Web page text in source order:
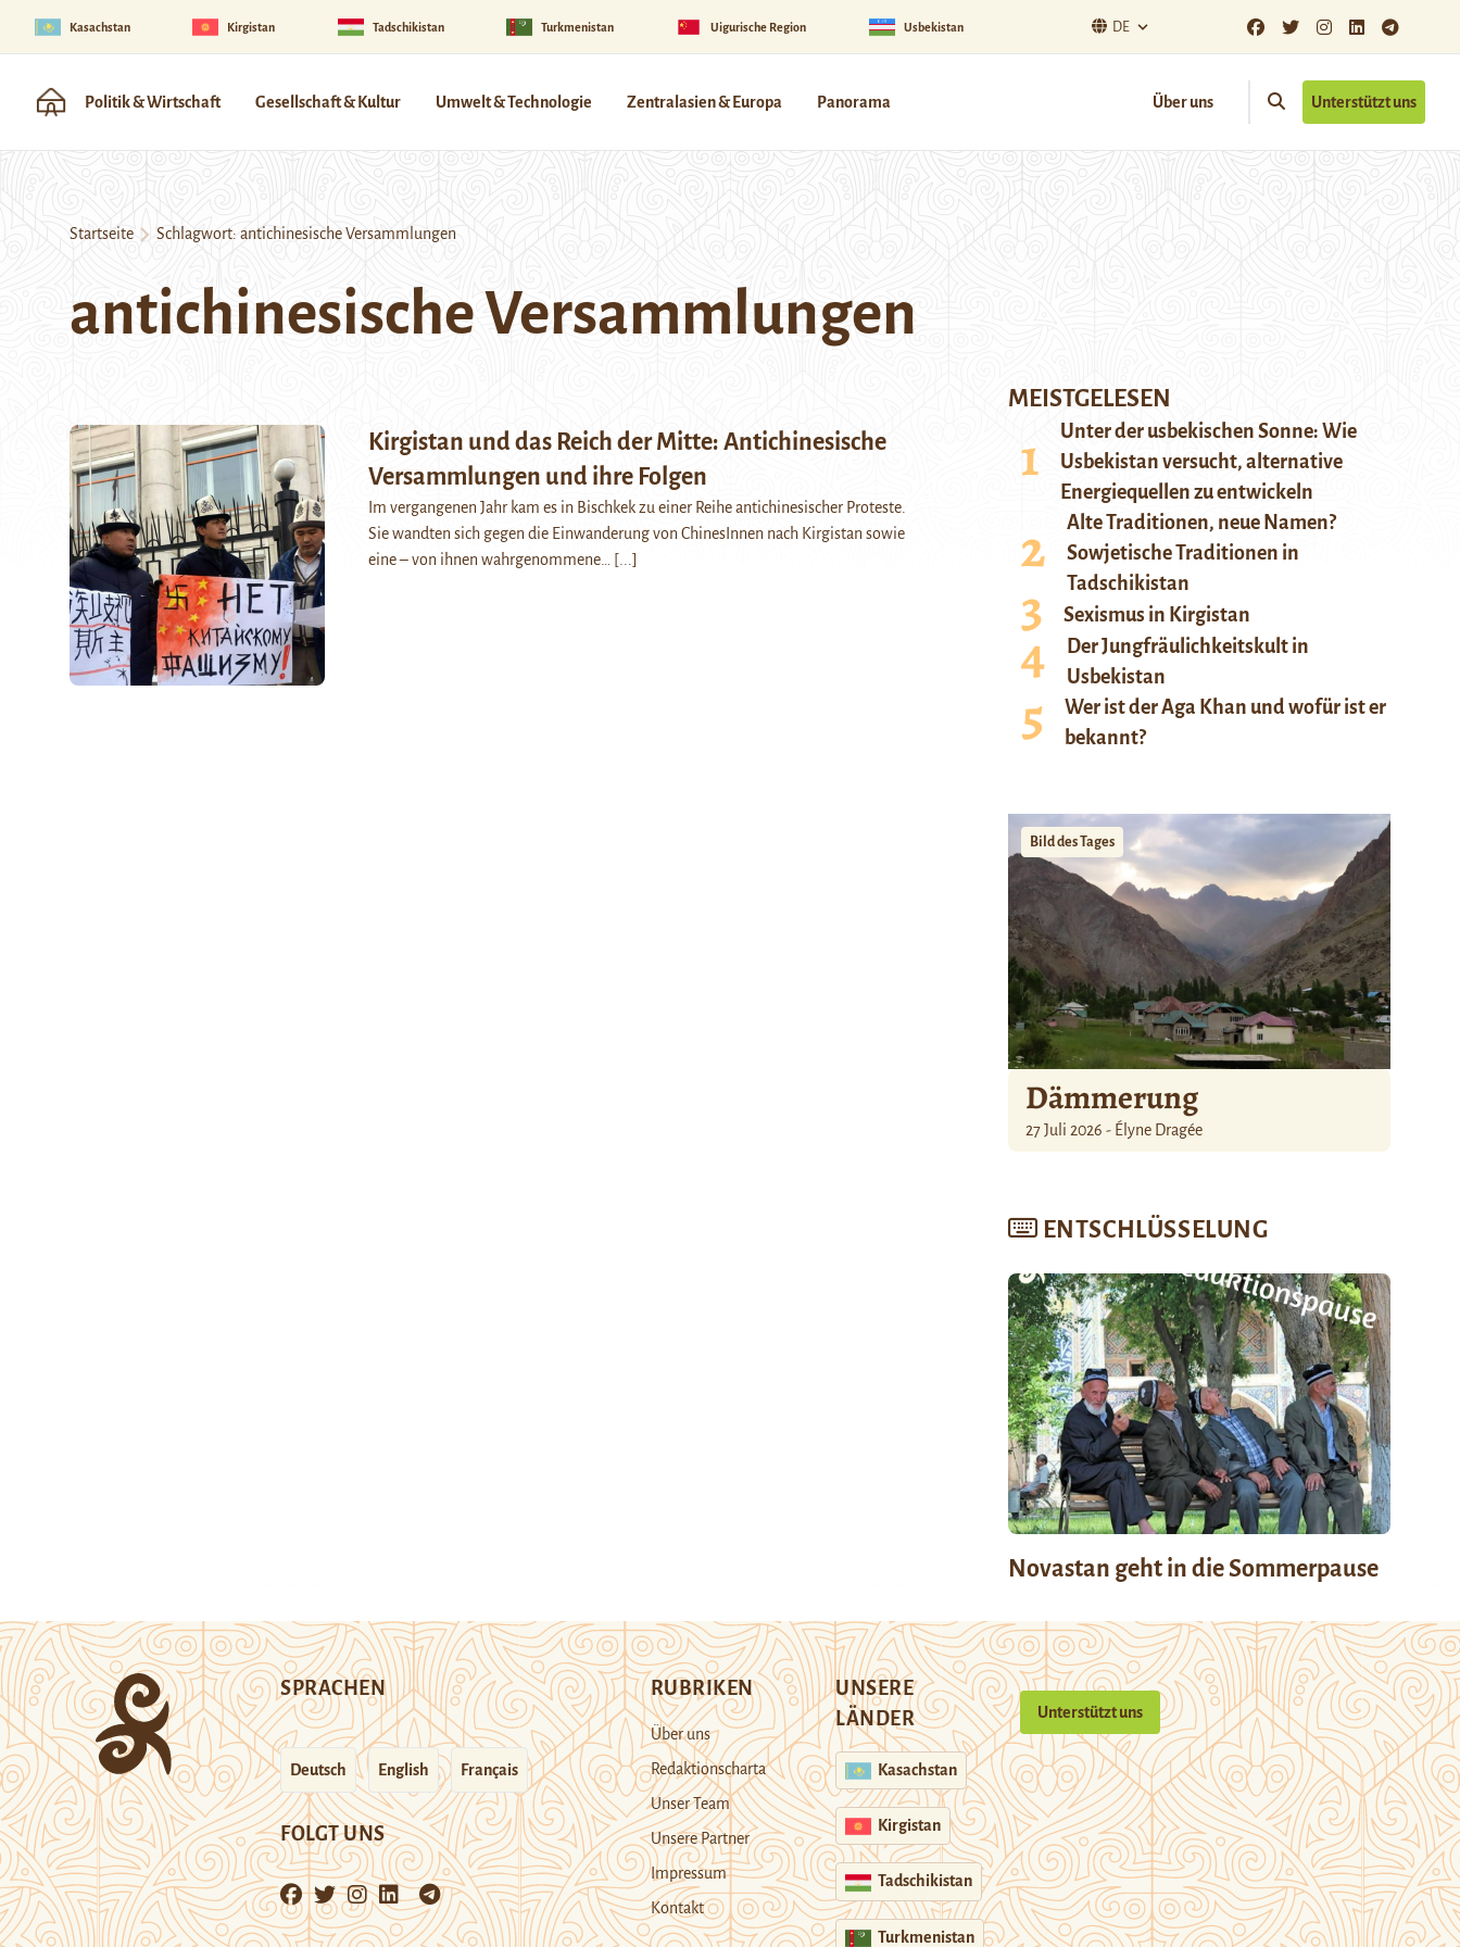
Kasachstan Kirgistan Tadschikistan Turkmenistan Uigurische Region Usbekistan DE
Politik & Wirtschaft Gesellschaft & Kultur Umwelt & Technologie Zentralasien & Europa Panorama Über uns Unterstützt uns
Startseite Schlagwort: antichinesische Versammlungen
antichinesische Versammlungen
Kirgistan und das Reich der Mitte: Antichinesische
Versammlungen und ihre Folgen
Im vergangenen Jahr kam es in Bischkek zu einer Reihe antichinesischer Proteste.
Sie wandten sich gegen die Einwanderung von ChinesInnen nach Kirgistan sowie
eine – von ihnen wahrgenommene…
[...]
MEISTGELESEN
Unter der usbekischen Sonne: Wie
Usbekistan versucht, alternative
Energiequellen zu entwickeln
Alte Traditionen, neue Namen?
Sowjetische Traditionen in
Tadschikistan
Sexismus in Kirgistan
Der Jungfräulichkeitskult in
Usbekistan
Wer ist der Aga Khan und wofür ist er
bekannt?
Bild des Tages
Dämmerung
27 Juli 2026 - Élyne Dragée
ENTSCHLÜSSELUNG
Novastan geht in die Sommerpause
SPRACHEN
Deutsch English Français
FOLGT UNS
RUBRIKEN
Über uns
Redaktionscharta
Unser Team
Unsere Partner
Impressum
Kontakt
UNSERE
LÄNDER
Kasachstan
Kirgistan
Tadschikistan
Turkmenistan
Unterstützt uns